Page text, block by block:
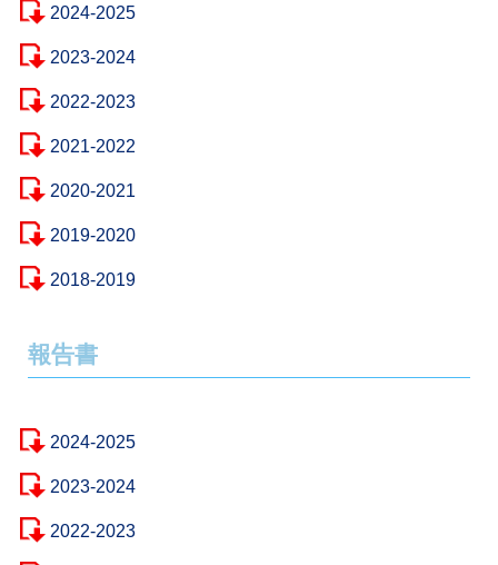
2024-2025
2023-2024
2022-2023
2021-2022
2020-2021
2019-2020
2018-2019
報告書
2024-2025
2023-2024
2022-2023